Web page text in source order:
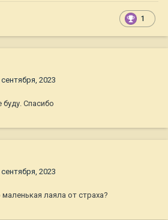
1
сентября, 2023
Спасибо
сентября, 2023
лаяла от страха?